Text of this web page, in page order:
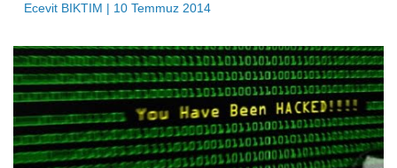
Ecevit BIKTIM | 10 Temmuz 2014